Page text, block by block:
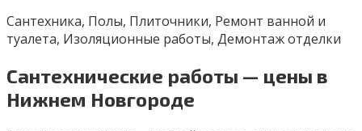
Сантехника, Полы, Плиточники, Ремонт ванной и
туалета, Изоляционные работы, Демонтаж отделки
Сантехнические работы — цены в
Нижнем Новгороде